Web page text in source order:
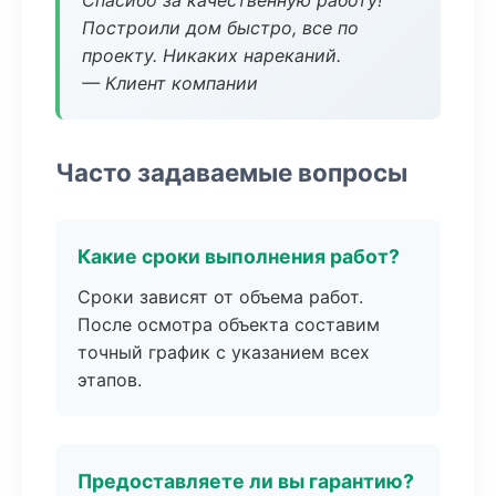
Построили дом быстро, все по
проекту. Никаких нареканий.
— Клиент компании
Часто задаваемые вопросы
Какие сроки выполнения работ?
Сроки зависят от объема работ.
После осмотра объекта составим
точный график с указанием всех
этапов.
Предоставляете ли вы гарантию?